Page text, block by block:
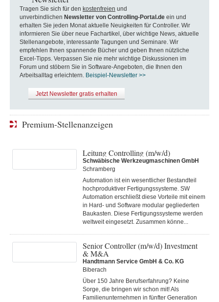
Tragen Sie sich für den kostenfreien und
unverbindlichen Newsletter von Controlling-Portal.de ein und
erhalten Sie jeden Monat aktuelle Neuigkeiten für Controller. Wir
informieren Sie über neue Fachartikel, über wichtige News, aktuelle
Stellenangebote, interessante Tagungen und Seminare. Wir
empfehlen Ihnen spannende Bücher und geben Ihnen nützliche
Excel-Tipps. Verpassen Sie nie mehr wichtige Diskussionen im
Forum und stöbern Sie in Software-Angeboten, die Ihnen den
Arbeitsalltag erleichtern. Beispiel-Newsletter >>
Jetzt Newsletter gratis erhalten
Premium-Stellenanzeigen
Leitung Controlling (m/w/d)
Schwäbische Werkzeugmaschinen GmbH
Schramberg
Automation ist ein wesentlicher Bestandteil
hochproduktiver Fertigungssysteme. SW
Automation erschließt diese Vorteile mit einem
in Hard- und Software modular gegliederten
Baukasten. Diese Fertigungs­systeme werden
weltweit eingesetzt. Zusammen könne...
Senior Controller (m/w/d) Investment
& M&A
Handtmann Service GmbH & Co. KG
Biberach
Über 150 Jahre Berufserfahrung? Keine
Sorge, die bringen wir schon mit! Als
Familienunternehmen in fünfter Generation